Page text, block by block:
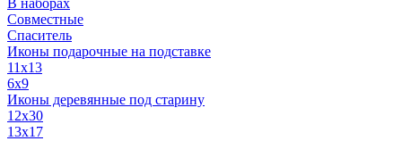
В наборах
Совместные
Спаситель
Иконы подарочные на подставке
11x13
6x9
Иконы деревянные под старину
12х30
13x17